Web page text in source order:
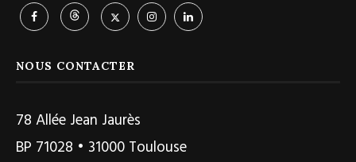
NOUS CONTACTER
78 Allée Jean Jaurès
BP 71028 • 31000 Toulouse